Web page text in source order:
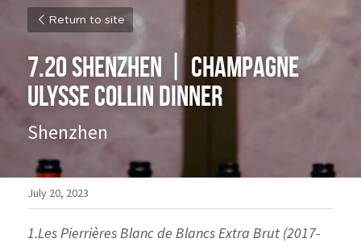
Return to site
7.20 Shenzhen丨 Champagne
Ulysse Collin Dinner
Shenzhen
July 20, 2023
1.Les Pierrières Blanc de Blancs Extra Brut (2017-